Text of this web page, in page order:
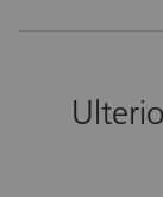
innovativi.